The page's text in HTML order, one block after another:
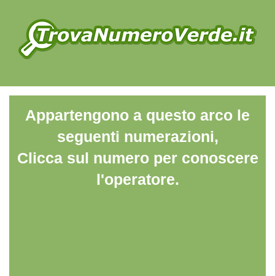
Appartengono a questo arco le
seguenti numerazioni,
Clicca sul numero per conoscere
l'operatore.